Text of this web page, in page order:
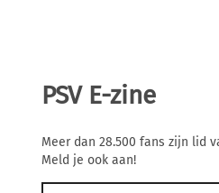
PSV E-zine
Meer dan 28.500 fans zijn lid
Meld je ook aan!